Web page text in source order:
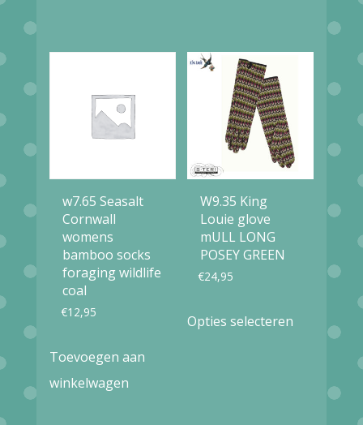
variaties.
gekozen
productpagina
meerdere
kan
gekozen
w7.65 Seasalt
Cornwall
womens
bamboo socks
foraging wildlife
coal
€12,95
Toevoegen aan
winkelwagen
W9.35 King
Louie glove
mULL LONG
POSEY GREEN
€24,95
Opties selecteren
product
meerdere